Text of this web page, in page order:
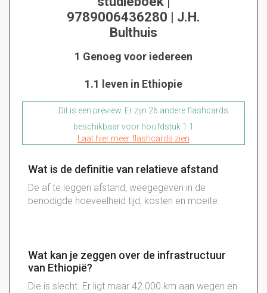
9789006436280 | J.H.
Bulthuis
1 Genoeg voor iedereen
1.1 leven in Ethiopie
Dit is een preview. Er zijn 26 andere flashcards
beschikbaar voor hoofdstuk 1.1
Laat hier meer flashcards zien
Wat is de definitie van relatieve afstand
De af te leggen afstand, weegegeven in de
benodigde hoeveelheid tijd, kosten en moeite.
Wat kan je zeggen over de infrastructuur
van Ethiopië?
Die is slecht. Er ligt maar 42.000 km aan wegen en